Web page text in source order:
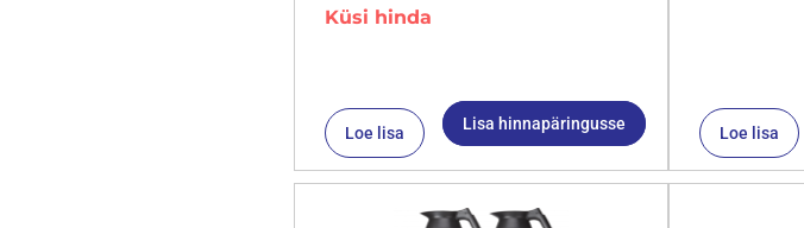
Küsi hinda
Loe lisa Lisa hinnapäringusse Loe lisa